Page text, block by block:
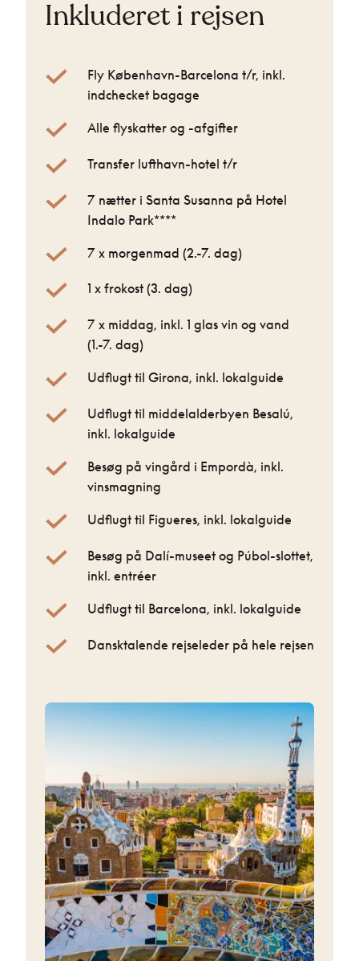
Inkluderet i rejsen
Fly København-Barcelona t/r, inkl.
indchecket bagage
Alle flyskatter og -afgifter
Transfer lufthavn-hotel t/r
7 nætter i Santa Susanna på Hotel
Indalo Park****
7 x morgenmad (2.-7. dag)
1 x frokost (3. dag)
7 x middag, inkl. 1 glas vin og vand
(1.-7. dag)
Udflugt til Girona, inkl. lokalguide
Udflugt til middelalderbyen Besalú,
inkl. lokalguide
Besøg på vingård i Empordà, inkl.
vinsmagning
Udflugt til Figueres, inkl. lokalguide
Besøg på Dalí-museet og Púbol-slottet,
inkl. entréer
Udflugt til Barcelona, inkl. lokalguide
Dansktalende rejseleder på hele rejsen